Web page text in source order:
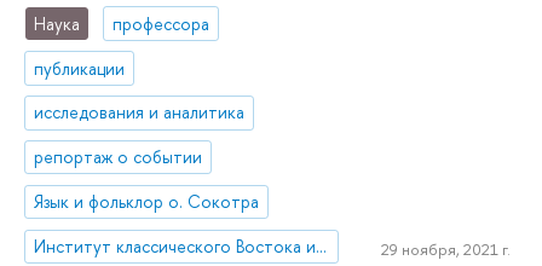
Наука
профессора
публикации
исследования и аналитика
репортаж о событии
Язык и фольклор о. Сокотра
Институт классического Востока и античности
29 ноября, 2021 г.